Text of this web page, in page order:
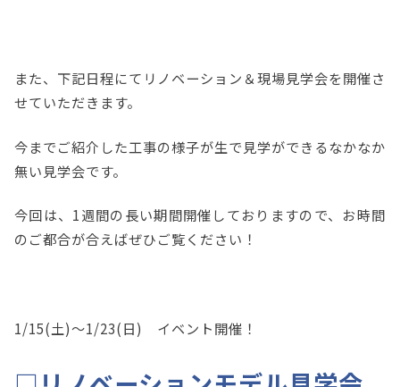
また、下記日程にてリノベーション＆現場見学会を開催さ
せていただきます。
今までご紹介した工事の様子が生で見学ができるなかなか
無い見学会です。
今回は、1週間の長い期間開催しておりますので、お時間
のご都合が合えばぜひご覧ください！
1/15(土)～1/23(日) イベント開催！